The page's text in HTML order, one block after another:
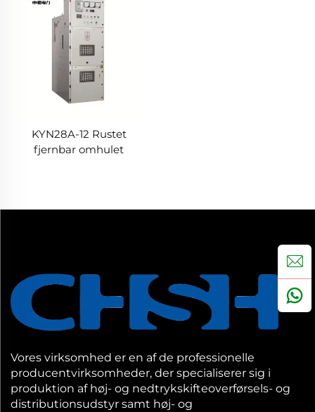
KYN28A-12 Rustet
fjernbar omhulet
Vores virksomhed er en af de professionelle
producentvirksomheder, der specialiserer sig i
produktion af høj- og nedtrykskifteoverførsels- og
distributionsudstyr samt høj- og